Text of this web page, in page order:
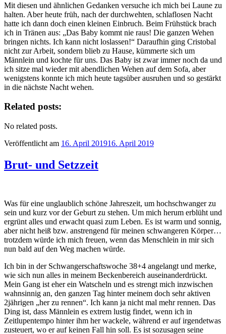
Mit diesen und ähnlichen Gedanken versuche ich mich bei Laune zu
halten. Aber heute früh, nach der durchwehten, schlaflosen Nacht
hatte ich dann doch einen kleinen Einbruch. Beim Frühstück brach
ich in Tränen aus: „Das Baby kommt nie raus! Die ganzen Wehen
bringen nichts. Ich kann nicht loslassen!“ Daraufhin ging Cristobal
nicht zur Arbeit, sondern blieb zu Hause, kümmerte sich um
Männlein und kochte für uns. Das Baby ist zwar immer noch da und
ich sitze mal wieder mit abendlichen Wehen auf dem Sofa, aber
wenigstens konnte ich mich heute tagsüber ausruhen und so gestärkt
in die nächste Nacht wehen.
Related posts:
No related posts.
Veröffentlicht am 16. April 201916. April 2019
Brut- und Setzzeit
Was für eine unglaublich schöne Jahreszeit, um hochschwanger zu
sein und kurz vor der Geburt zu stehen. Um mich herum erblüht und
ergrünt alles und erwacht quasi zum Leben. Es ist warm und sonnig,
aber nicht heiß bzw. anstrengend für meinen schwangeren Körper…
trotzdem würde ich mich freuen, wenn das Menschlein in mir sich
nun bald auf den Weg machen würde.
Ich bin in der Schwangerschaftswoche 38+4 angelangt und merke,
wie sich nun alles in meinem Beckenbereich auseinanderdrückt.
Mein Gang ist eher ein Watscheln und es strengt mich inzwischen
wahnsinnig an, den ganzen Tag hinter meinem doch sehr aktiven
2jährigen „her zu rennen“. Ich kann ja nicht mal mehr rennen. Das
Ding ist, dass Männlein es extrem lustig findet, wenn ich in
Zeitlupentempo hinter ihm her wackele, während er auf irgendetwas
zusteuert, wo er auf keinen Fall hin soll. Es ist sozusagen seine